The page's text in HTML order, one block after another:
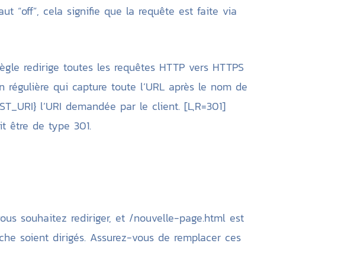
“off”, cela signifie que la requête est faite via
redirige toutes les requêtes HTTP vers HTTPS
qui capture toute l’URL après le nom de
l’URI demandée par le client. [L,R=301]
être de type 301.
souhaitez rediriger, et /nouvelle-page.html est
soient dirigés. Assurez-vous de remplacer ces